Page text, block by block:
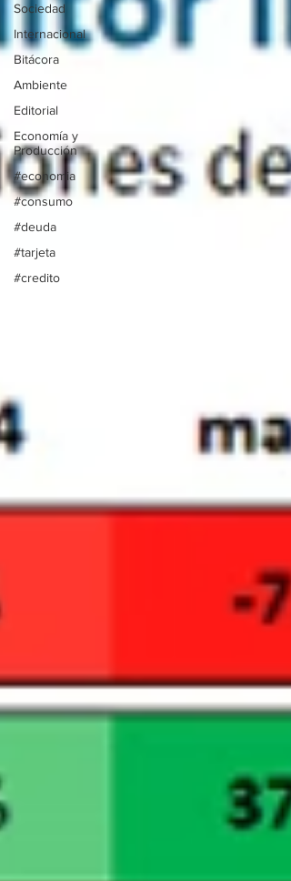
Sociedad
Internacional
Bitácora
Ambiente
Editorial
Economía y
Producción
#economia
#consumo
#deuda
#tarjeta
#credito